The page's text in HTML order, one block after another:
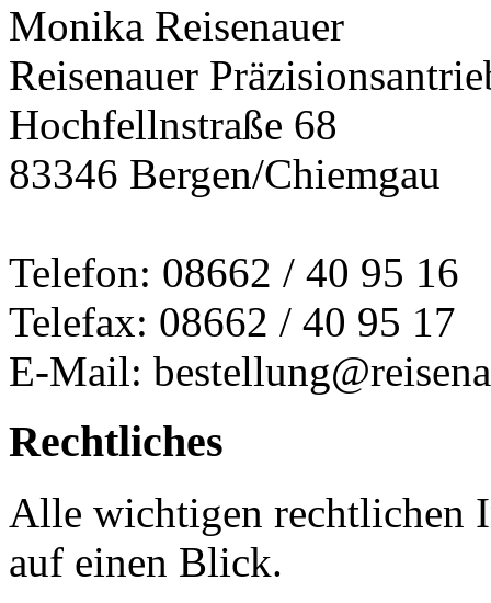
Monika Reisenauer
Reisenauer
Hochfellnstraße 68
83346 Bergen/Chiemgau
Telefon: 08662 / 40 95 16
Telefax: 08662 / 40 95 17
E-Mail:
Rechtliches
Alle wichtigen rechtlichen
auf einen Blick.